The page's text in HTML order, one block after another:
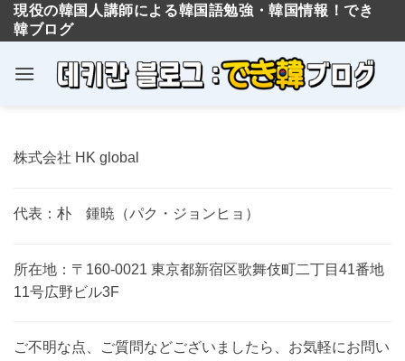
content
現役の韓国人講師による韓国語勉強・韓国情報！でき
韓ブログ
株式会社 HK global
代表：朴 鍾暁（パク・ジョンヒョ）
所在地：〒160-0021 東京都新宿区歌舞伎町二丁目41番地
11号広野ビル3F
ご不明な点、ご質問などございましたら、お気軽にお問い